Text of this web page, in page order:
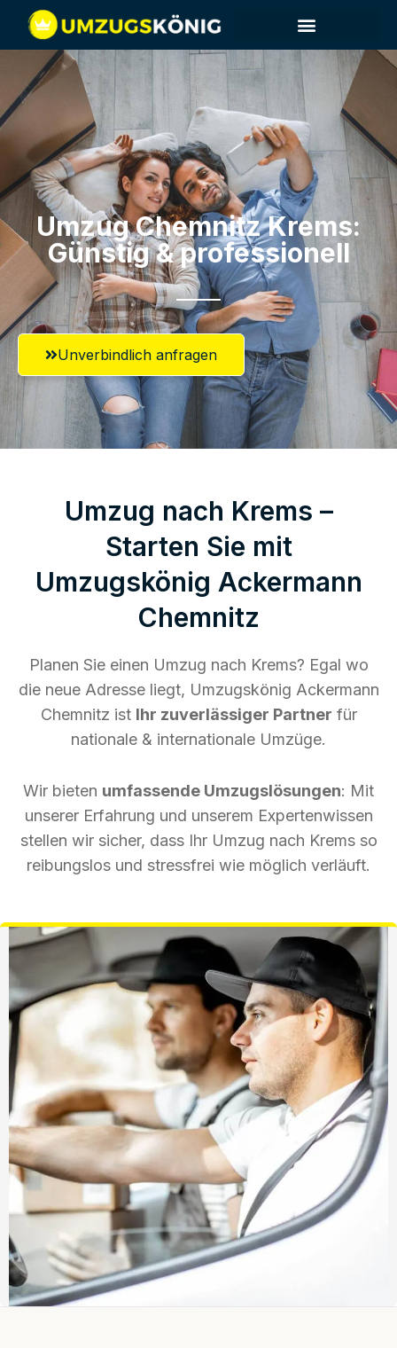
Umzug Chemnitz​ Krems:
Günstig & professionell​
Unverbindlich anfragen
Umzug nach Krems –
Starten Sie mit
Umzugskönig Ackermann
Chemnitz
Planen Sie einen Umzug nach Krems? Egal wo
die neue Adresse liegt, Umzugskönig Ackermann
Chemnitz ist Ihr zuverlässiger Partner für
nationale & internationale Umzüge.
Wir bieten umfassende Umzugslösungen: Mit
unserer Erfahrung und unserem Expertenwissen
stellen wir sicher, dass Ihr Umzug nach Krems so
reibungslos und stressfrei wie möglich verläuft.